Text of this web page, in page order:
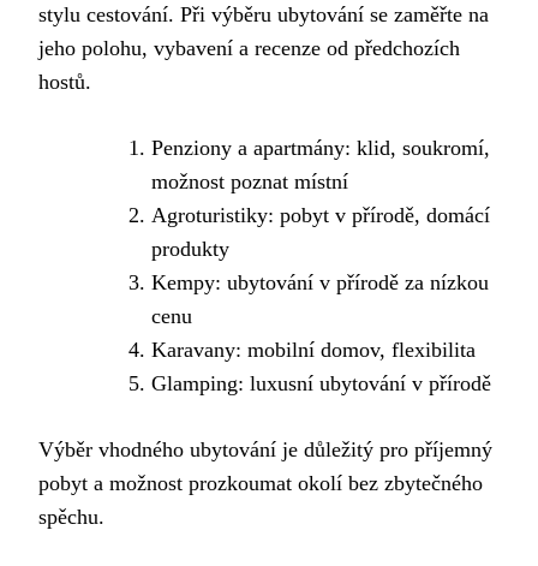
stylu cestování. Při výběru ubytování se zaměřte na
jeho polohu, vybavení a recenze od předchozích
hostů.
Penziony a apartmány: klid, soukromí,
možnost poznat místní
Agroturistiky: pobyt v přírodě, domácí
produkty
Kempy: ubytování v přírodě za nízkou
cenu
Karavany: mobilní domov, flexibilita
Glamping: luxusní ubytování v přírodě
Výběr vhodného ubytování je důležitý pro příjemný
pobyt a možnost prozkoumat okolí bez zbytečného
spěchu.